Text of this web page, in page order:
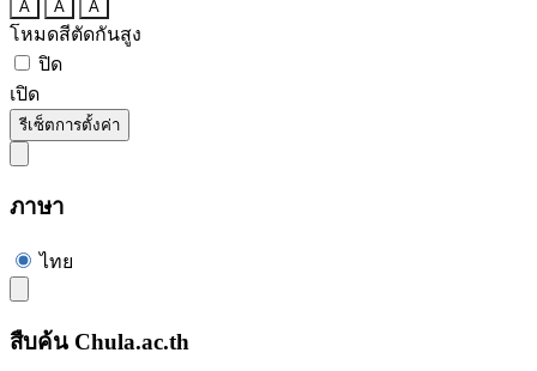
A A A
โหมดสีตัดกันสูง
ปิด
เปิด
รีเซ็ตการตั้งค่า
ภาษา
ไทย
สืบค้น Chula.ac.th